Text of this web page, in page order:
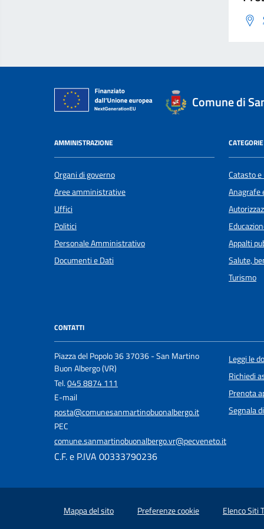
Comune di
AMMINISTRAZIONE
Organi di governo
Aree amministrative
Uffici
Politici
Personale Amministrativo
Documenti e Dati
Catasto
Anagrafe
Appalti
Salute,
Turismo
CONTATTI
Piazza del Popolo 36 37036 - San Martino
Buon Albergo (VR)
Tel.045 8874 111
E-mail
posta@comunesanmartinobuonalbergo.it
PEC
comune.sanmartinobuonalbergo.vr@pecveneto.it
C.F. e P.IVA 00333790236
Leggi le
Richiedi
Prenota
Segnala
Mappa del sito Preferenze cookie Elenco Siti